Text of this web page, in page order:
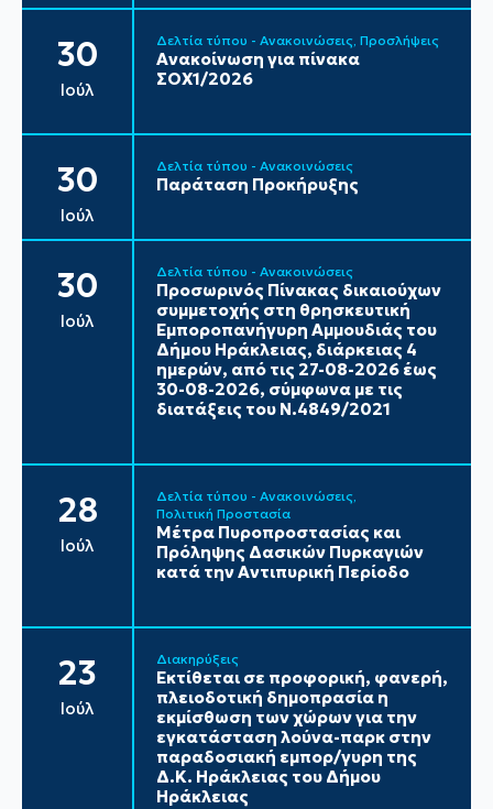
30
Ιούλ
Δελτία τύπου - Ανακοινώσεις Προσλήψεις
Ανακοίνωση για πίνακα
ΣΟΧ1/2026
30
Ιούλ
Δελτία τύπου - Ανακοινώσεις
Παράταση Προκήρυξης
30
Ιούλ
Δελτία τύπου - Ανακοινώσεις
Προσωρινός Πίνακας δικαιούχων
συμμετοχής στη θρησκευτική
Εμποροπανήγυρη Αμμουδιάς του
Δήμου Ηράκλειας, διάρκειας 4
ημερών, από τις 27-08-2026 έως
30-08-2026, σύμφωνα με τις
διατάξεις του Ν.4849/2021
28
Ιούλ
Δελτία τύπου - Ανακοινώσεις
Πολιτική Προστασία
Μέτρα Πυροπροστασίας και
Πρόληψης Δασικών Πυρκαγιών
κατά την Αντιπυρική Περίοδο
23
Ιούλ
Διακηρύξεις
Εκτίθεται σε προφορική, φανερή,
πλειοδοτική δημοπρασία η
εκμίσθωση των χώρων για την
εγκατάσταση λούνα-παρκ στην
παραδοσιακή εμπορ/γυρη της
Δ.Κ. Ηράκλειας του Δήμου
Ηράκλειας